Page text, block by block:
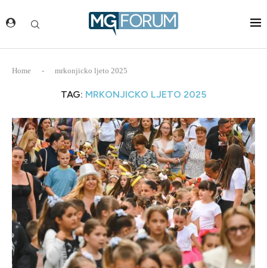
Home - mrkonjicko ljeto 2025
TAG: MRKONJICKO LJETO 2025